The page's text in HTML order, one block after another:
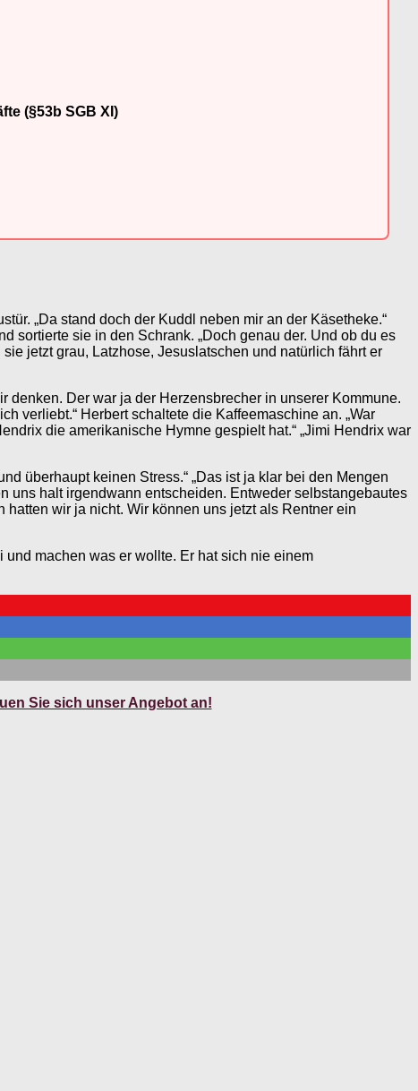
(§53b SGB XI)
„Da stand doch der Kuddl neben mir an der Käsetheke.“
sortierte sie in den Schrank. „Doch genau der. Und ob du es
jetzt grau, Latzhose, Jesuslatschen und natürlich fährt er
denken. Der war ja der Herzensbrecher in unserer Kommune.
verliebt.“ Herbert schaltete die Kaffeemaschine an. „War
die amerikanische Hymne gespielt hat.“ „Jimi Hendrix war
überhaupt keinen Stress.“ „Das ist ja klar bei den Mengen
uns halt irgendwann entscheiden. Entweder selbstangebautes
wir ja nicht. Wir können uns jetzt als Rentner ein
machen was er wollte. Er hat sich nie einem
Sie sich unser Angebot an!